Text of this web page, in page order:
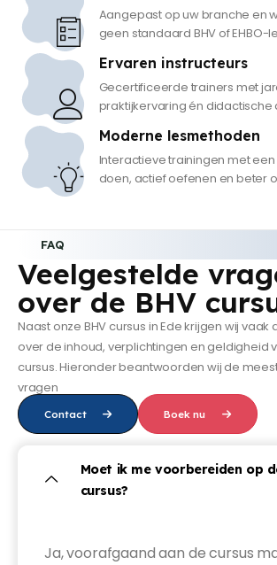
Aangepast op uw branche en
geen standaard BHV of EHBO-
Ervaren instructeurs
Gecertificeerde trainers met
praktijkervaring én didactische
Moderne lesmethoden
Interactieve trainingen met
doen, actief oefenen en beter
FAQ
Veelgestelde
over de BHV
Naast onze BHV cursus in Ede krijgen wij
over de inhoud, verplichtingen en geldigheid
cursus. Hieronder beantwoorden wij de
vragen
Contact Boek nu
Moet ik me voorbereiden op
cursus?
Ja, voorafgaand aan de cursus